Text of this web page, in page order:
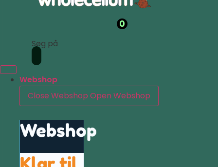
0
Søg på
Webshop
Close Webshop Open Webshop
Webshop